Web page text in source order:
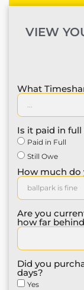
VIEW
What
Is it paid in
Paid in Full
Still Owe
How much do
Are you
how far
Did you
days?
Yes